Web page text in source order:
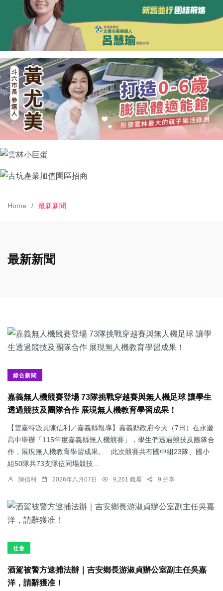
Home 最新新聞
最新新聞
綜合新聞
嘉義無人機競賽登場 73隊挑戰穿越賽與無人機足球 讓學生
透過競技及團隊合作 展現無人機教育學習成果！
【雲嘉特派員陳信利／嘉義縣報導】嘉義縣政府今天（7日）在永慶
高中舉辦「115年度嘉義縣無人機競賽」，學生們透過競技及團隊合
作，展現無人機教育學習成果。 此次競賽共有國中組23隊、國小
組50隊共73支隊伍同場競技...
陳信利 2026年八月07日 9,261 觀看 9 分享
社會
酒駕被警方逮捕法辦｜吉安鄉長游淑貞辦公室副主任吳嘉
洋，請辭獲准！